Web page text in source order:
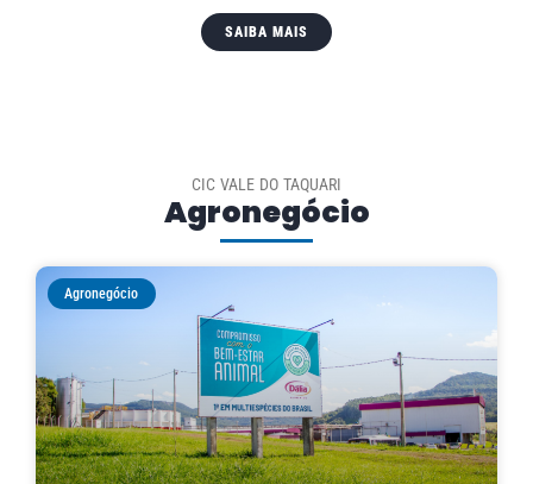
SAIBA MAIS
CIC VALE DO TAQUARI
Agronegócio
Agronegócio